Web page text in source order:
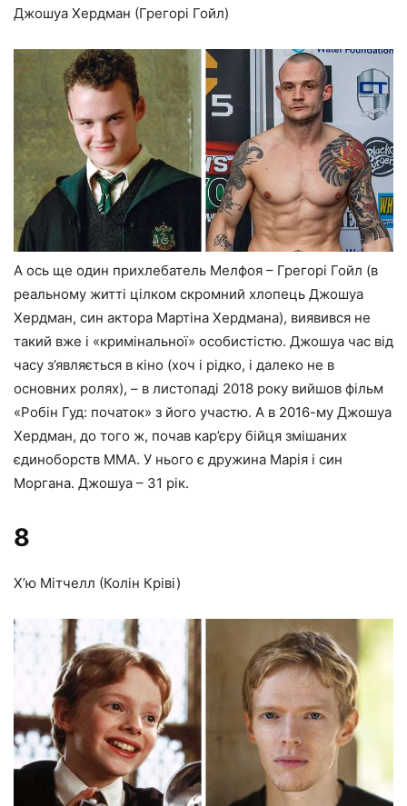
Джошуа Хердман (Грегорі Гойл)
А ось ще один прихлебатель Мелфоя – Грегорі Гойл (в
реальному житті цілком скромний хлопець Джошуа
Хердман, син актора Мартіна Хердмана), виявився не
такий вже і «кримінальної» особистістю. Джошуа час від
часу з’являється в кіно (хоч і рідко, і далеко не в
основних ролях), – в листопаді 2018 року вийшов фільм
«Робін Гуд: початок» з його участю. А в 2016-му Джошуа
Хердман, до того ж, почав кар’єру бійця змішаних
єдиноборств ММА. У нього є дружина Марія і син
Моргана. Джошуа – 31 рік.
8
Х’ю Мітчелл (Колін Кріві)